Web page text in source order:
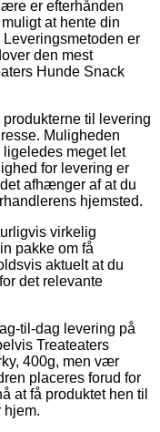
er efterhånden
at hente din
er
den mest
Hunde Snack
til levering
Muligheden
ligeledes meget let
for levering er
afhænger af at du
hjemsted.
virkelig
pakke om få
aktuelt at du
det relevante
til-dag levering på
Treateaters
400g, men vær
placeres forud for
at få produktet hen til
hjem.